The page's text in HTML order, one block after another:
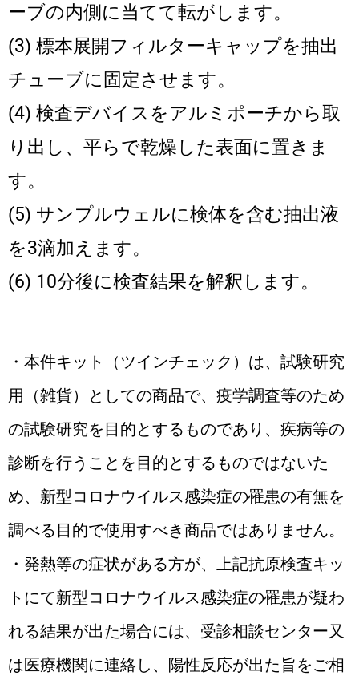
ーブの内側に当てて転がします。
(3) 標本展開フィルターキャップを抽出
チューブに固定させます。
(4) 検査デバイスをアルミポーチから取
り出し、平らで乾燥した表面に置きま
す。
(5) サンプルウェルに検体を含む抽出液
を3滴加えます。
(6) 10分後に検査結果を解釈します。
・本件キット（ツインチェック）は、試験研究
用（雑貨）としての商品で、疫学調査等のため
の試験研究を目的とするものであり、疾病等の
診断を行うことを目的とするものではないた
め、新型コロナウイルス感染症の罹患の有無を
調べる目的で使用すべき商品ではありません。
・発熱等の症状がある方が、上記抗原検査キッ
トにて新型コロナウイルス感染症の罹患が疑わ
れる結果が出た場合には、受診相談センター又
は医療機関に連絡し、陽性反応が出た旨をご相